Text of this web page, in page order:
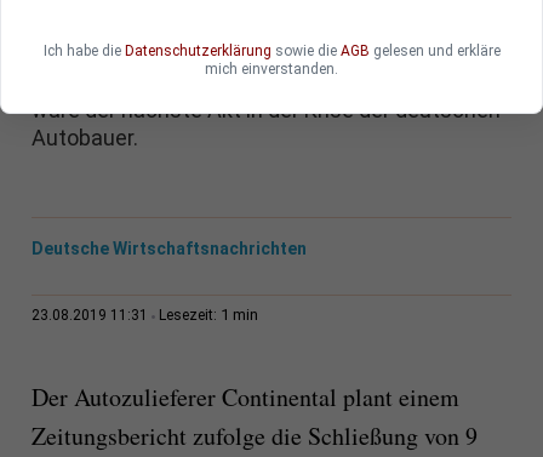
Zulieferer Continental, fast ein Drittel seiner
Werke in der Antriebssparte zu schließen. Es
wäre der nächste Akt in der Krise der deutschen
Autobauer.
Deutsche Wirtschaftsnachrichten
23.08.2019 11:31 Lesezeit: 1 min
Der Autozulieferer Continental plant einem
Zeitungsbericht zufolge die Schließung von 9
Ich habe die Datenschutzerklärung sowie die AGB gelesen und erkläre
mich einverstanden.